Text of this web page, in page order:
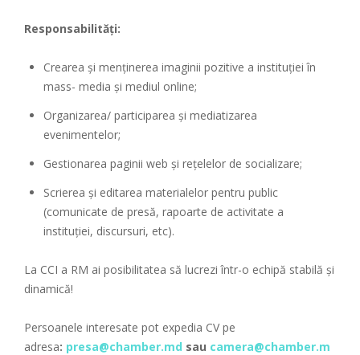
Responsabilități:
Crearea și menținerea imaginii pozitive a instituției în
mass- media și mediul online;
Organizarea/ participarea și mediatizarea
evenimentelor;
Gestionarea paginii web și rețelelor de socializare;
Scrierea și editarea materialelor pentru public
(comunicate de presă, rapoarte de activitate a
instituției, discursuri, etc).
La CCI a RM ai posibilitatea să lucrezi într-o echipă stabilă și
dinamică!
Persoanele interesate pot expedia CV pe
adresa: presa@chamber.md sau camera@chamber.m